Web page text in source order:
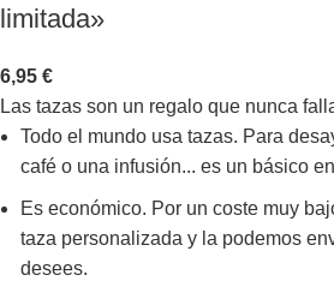
limitada»
6,95 €
Las tazas son un regalo que nunca
Todo el mundo usa tazas. Para
café o una infusión... es un básico
Es económico. Por un coste muy
taza personalizada y la podemos
desees.